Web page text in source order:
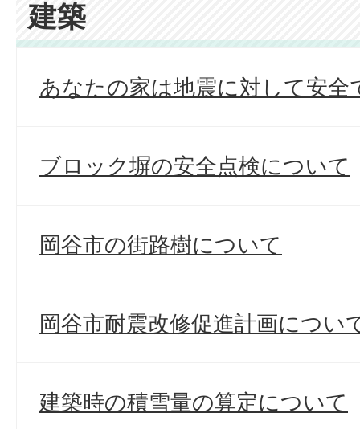
建築
あなたの家は地震に対して安全
ブロック塀の安全点検について
岡谷市の街路樹について
岡谷市耐震改修促進計画につい
建築時の積雪量の算定について